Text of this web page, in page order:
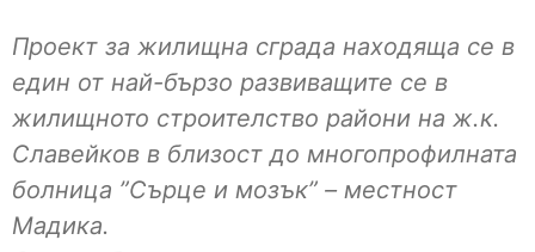
Проект за жилищна сграда находяща се в
един от най-бързо развиващите се в
жилищното строителство райони на ж.к.
Славейков в близост до многопрофилната
болница ”Сърце и мозък” – местност
Мадика.